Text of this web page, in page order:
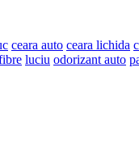
ceara auto ceara lichida
luciu odorizant auto